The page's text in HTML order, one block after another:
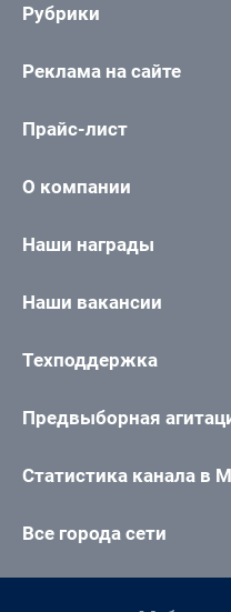
Рубрики
Реклама на сайте
Прайс-лист
О компании
Наши награды
Наши вакансии
Техподдержка
Предвыборная
Статистика канала в
Все города сети